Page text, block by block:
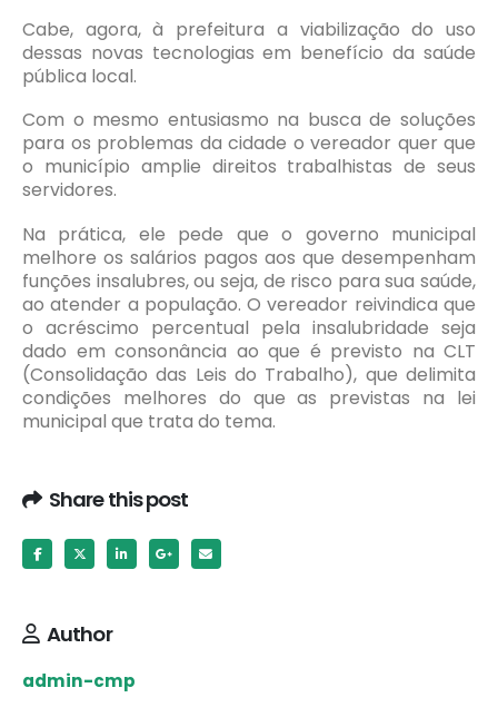
Cabe, agora, à prefeitura a viabilização do uso
dessas novas tecnologias em benefício da saúde
pública local.
Com o mesmo entusiasmo na busca de soluções
para os problemas da cidade o vereador quer que
o município amplie direitos trabalhistas de seus
servidores.
Na prática, ele pede que o governo municipal
melhore os salários pagos aos que desempenham
funções insalubres, ou seja, de risco para sua saúde,
ao atender a população. O vereador reivindica que
o acréscimo percentual pela insalubridade seja
dado em consonância ao que é previsto na CLT
(Consolidação das Leis do Trabalho), que delimita
condições melhores do que as previstas na lei
municipal que trata do tema.
Share this post
Author
admin-cmp